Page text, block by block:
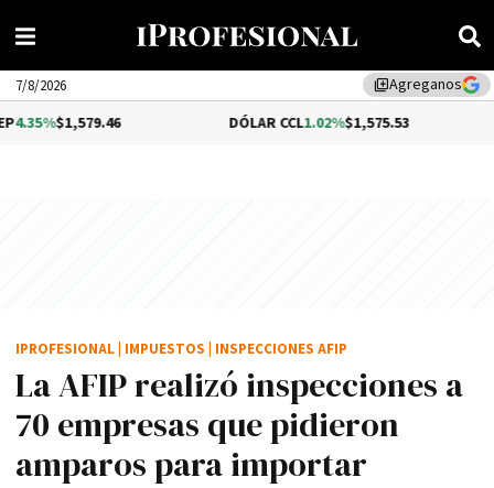
library_addAgreganos
7/8/2026
1.02%$1,575.53
La AFIP realizó inspecciones a
70 empresas que pidieron
amparos para importar
IPROFESIONAL IMPUESTOS INSPECCIONES AFIP